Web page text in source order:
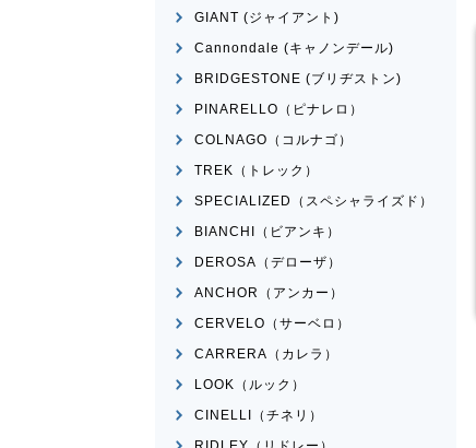
こども用自転車
玉越工業MAHALO
JUNIOR 5th
買取価格
¥
GIANT (ジャイアント)
Cannondale (キャノンデール)
BRIDGESTONE (ブリヂストン)
PINARELLO（ピナレロ）
COLNAGO（コルナゴ）
TREK（トレック）
SPECIALIZED（スペシャライズド）
BIANCHI（ビアンキ）
DEROSA（デローザ）
ANCHOR（アンカー）
CERVELO（サーベロ）
CARRERA（カレラ）
LOOK（ルック）
CINELLI（チネリ）